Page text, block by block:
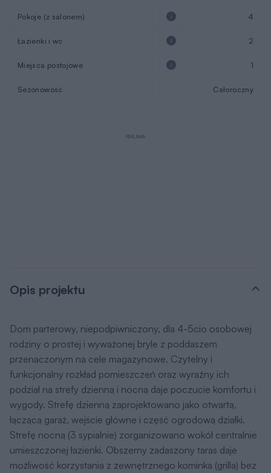
Pokoje (z salonem) 4
Łazienki i wc 2
Miejsca postojowe 1
Sezonowość Całoroczny
REKLAMA
Opis projektu
Dom parterowy, niepodpiwniczony, dla 4-5cio osobowej
rodziny o prostej i wyważonej bryle z poddaszem
przenaczonym na cele magazynowe. Czytelny i
funkcjonalny rozkład pomieszczeń oraz wyraźny ich
podział na strefy dzienną i nocną daje poczucie komfortu i
wygody. Strefę dzienną zaprojektowano jako otwartą,
łączącą garaż, wejście główne i część ogrodową działki.
Strefę nocną (3 sypialnie) zorganizowano wokół centralnie
umieszczonej łazienki. Obszerny zadaszony taras daje
możliwość korzystania z zewnętrznego kominka (grilla) bez